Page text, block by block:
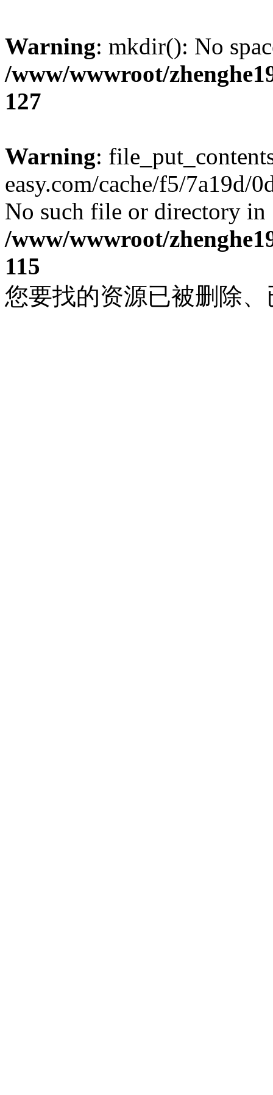
Warning: mkdir(): No
/www/wwwroot/
127
Warning:
easy.com/cache/f5/7a19d/
No such file or directory in
/www/wwwroot/
115
您要找的资源已被删除